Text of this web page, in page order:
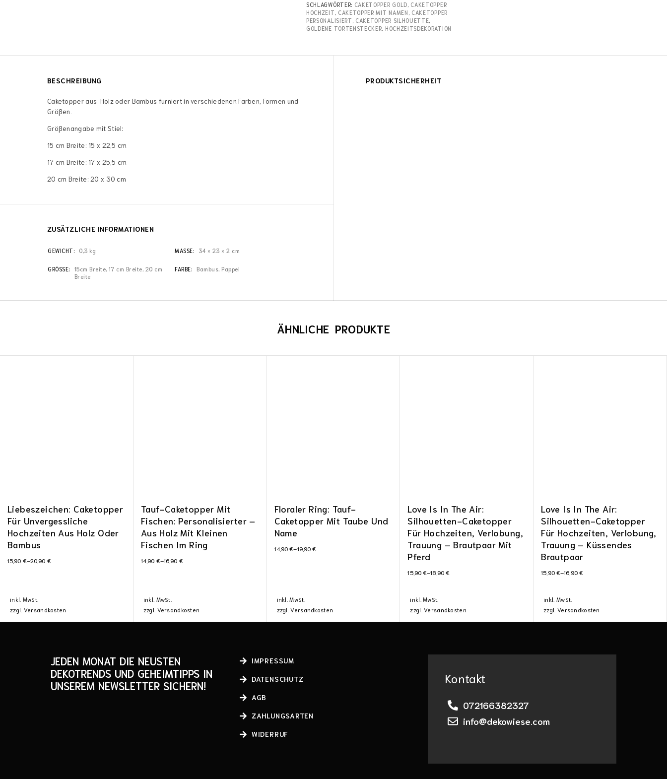
SCHLAGWÖRTER: CAKETOPPER GOLD CAKETOPPER
HOCHZEIT
CAKETOPPER MIT NAMEN
CAKETOPPER
PERSONALISIERT
CAKETOPPER SILHOUETTE
GOLDENE TORTENSTECKER HOCHZEITSDEKORATION
BESCHREIBUNG
Caketopper aus Holz oder Bambus furniert in verschiedenen Farben, Formen und
Größen.
Größenangabe mit Stiel:
15 cm Breite: 15 x 22,5 cm
17 cm Breite: 17 x 25,5 cm
20 cm Breite: 20 x 30 cm
ZUSÄTZLICHE INFORMATIONEN
GEWICHT 0,3 kg MASSE 34 × 23 × 2 cm
GRÖSSE
15cm Breite, 17 cm Breite, 20 cm
Breite
FARBE Bambus, Pappel
PRODUKTSICHERHEIT
ÄHNLICHE PRODUKTE
Liebeszeichen: Caketopper
Für Unvergessliche
Hochzeiten Aus Holz Oder
Bambus
15,90 €–20,90 €
inkl. MwSt.
zzgl. Versandkosten
Tauf-Caketopper Mit
Fischen: Personalisierter –
Aus Holz Mit Kleinen
Fischen Im Ring
14,90 €–16,90 €
inkl. MwSt.
zzgl. Versandkosten
Floraler Ring: Tauf-
Caketopper Mit Taube Und
Name
14,90€–19,90€
inkl. MwSt.
zzgl.Versandkosten
Love Is In The Air:
Silhouetten-Caketopper
Für Hochzeiten, Verlobung,
Trauung – Brautpaar Mit
Pferd
15,90€–18,90€
inkl. MwSt.
zzgl.Versandkosten
Love Is In The Air:
Silhouetten-Caketopper
Für Hochzeiten, Verlobung,
Trauung – Küssendes
Brautpaar
15,90 €–16,90 €
inkl. MwSt.
zzgl. Versandkosten
JEDEN MONAT DIE NEUSTEN
DEKOTRENDS UND GEHEIMTIPPS IN
UNSEREM NEWSLETTER SICHERN!
IMPRESSUM
DATENSCHUTZ
AGB
ZAHLUNGSARTEN
WIDERRUF
Kontakt
072166382327
info@dekowiese.com